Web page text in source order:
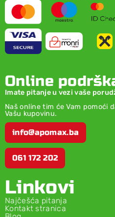
Online
Imate pitanje u vezi vaše
Naš online tim će Vam pomoći
Vašu kupovinu.
info@apomax.ba
061 172 202
Linkovi
Najčešća pitanja
Kontakt stranica